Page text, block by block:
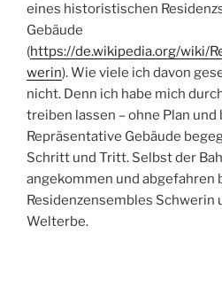
eines historistischen
Gebäude
(https://de.wikipedia.org/wiki/
werin). Wie viele ich davon
nicht. Denn ich habe mich
treiben lassen – ohne Plan
Repräsentative Gebäude
Schritt und Tritt. Selbst der
angekommen und abgefahren
Residenzensembles Schwerin
Welterbe.